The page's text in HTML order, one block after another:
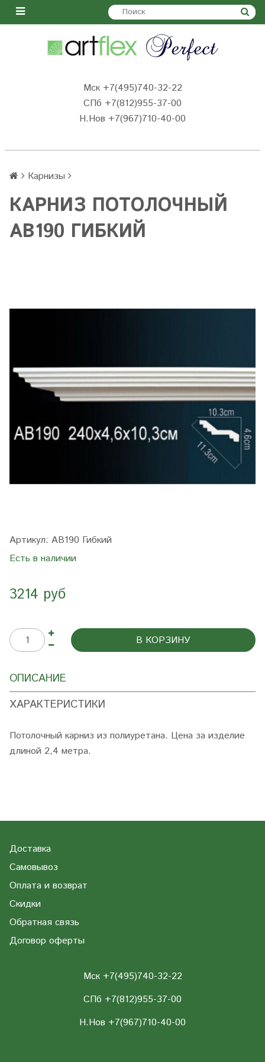
Мск +7(495)740-32-22
СПб +7(812)955-37-00
Н.Нов +7(967)710-40-00
Карнизы
КАРНИЗ ПОТОЛОЧНЫЙ
AB190 ГИБКИЙ
Артикул: AB190 Гибкий
Есть в наличии
3214 руб
В КОРЗИНУ
ОПИСАНИЕ
ХАРАКТЕРИСТИКИ
Потолочный карниз из полиуретана. Цена за изделие
длиной 2,4 метра.
Доставка
Самовывоз
Оплата и возврат
Скидки
Обратная связь
Договор оферты
Мск +7(495)740-32-22
СПб +7(812)955-37-00
Н.Нов +7(967)710-40-00